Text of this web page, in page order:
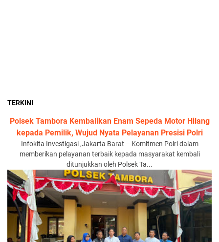
TERKINI
Polsek Tambora Kembalikan Enam Sepeda Motor Hilang
kepada Pemilik, Wujud Nyata Pelayanan Presisi Polri
Infokita Investigasi ,Jakarta Barat – Komitmen Polri dalam
memberikan pelayanan terbaik kepada masyarakat kembali
ditunjukkan oleh Polsek Ta...